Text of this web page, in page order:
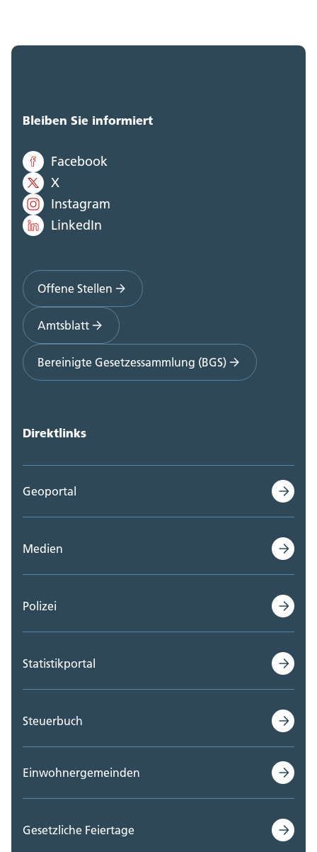
Bleiben Sie informiert
Facebook
X
Instagram
LinkedIn
Offene Stellen
Amtsblatt
Bereinigte Gesetzessammlung (BGS)
Direktlinks
Geoportal
Medien
Polizei
Statistikportal
Steuerbuch
Einwohnergemeinden
Gesetzliche Feiertage